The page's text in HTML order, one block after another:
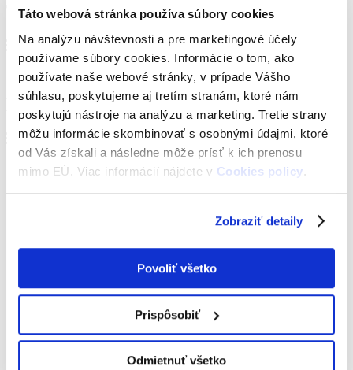
Táto webová stránka používa súbory cookies
Na analýzu návštevnosti a pre marketingové účely
používame súbory cookies. Informácie o tom, ako
používate naše webové stránky, v prípade Vášho
súhlasu, poskytujeme aj tretím stranám, ktoré nám
poskytujú nástroje na analýzu a marketing. Tretie strany
môžu informácie skombinovať s osobnými údajmi, ktoré
od Vás získali a následne môže prísť k ich prenosu
mimo EÚ. Viac informácií nájdete v Cookies policy.
Zobraziť detaily
Povoliť všetko
Prispôsobiť
Odmietnuť všetko
Typy kariet
Typy kariet
ISIC
Kategórie
Kategórie
Aquaparky, kúpaliská, plavárne
Gastro a potraviny
Letné strediská
Elektronika
Foto a hudba
Lyžiarske strediská